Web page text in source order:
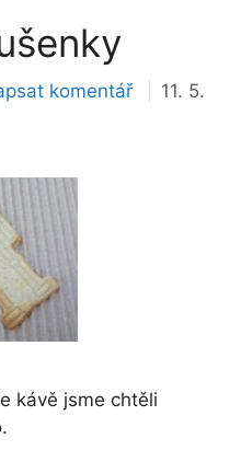
komentář
11. 5.
kávě jsme chtěli